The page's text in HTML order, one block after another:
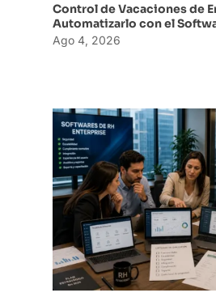
Control de Vacaciones de
Automatizarlo con el
Ago 4, 2026